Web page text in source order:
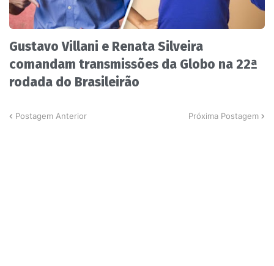
Gustavo Villani e Renata Silveira
comandam transmissões da Globo na 22ª
rodada do Brasileirão
Postagem Anterior Próxima Postagem